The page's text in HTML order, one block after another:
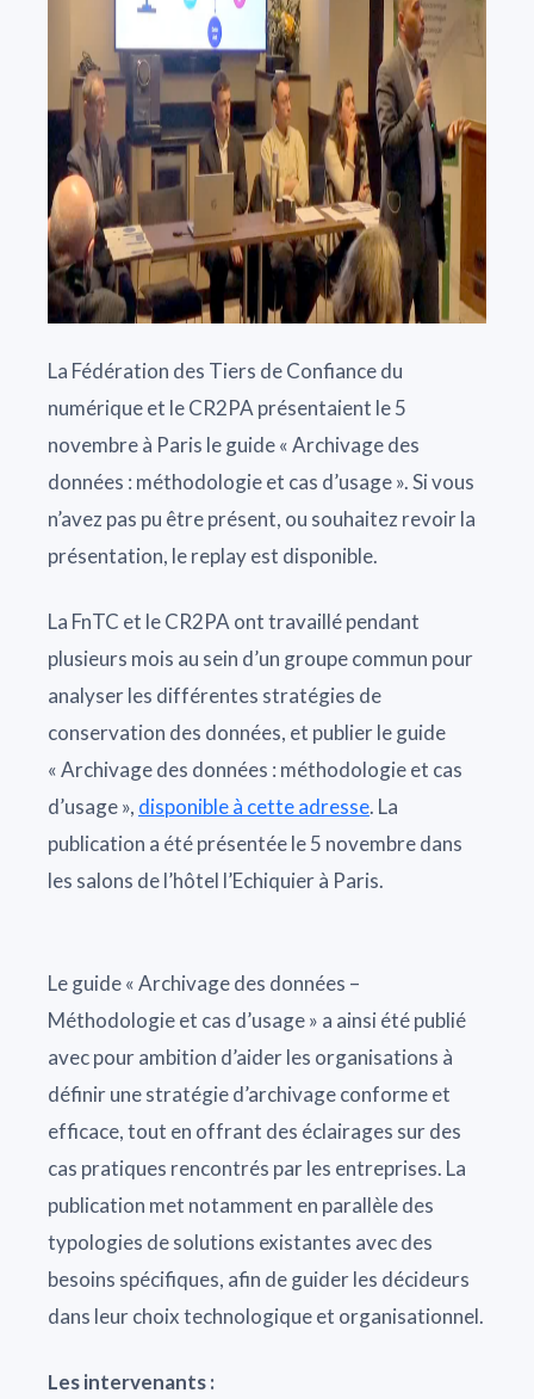
La Fédération des Tiers de Confiance du
numérique et le CR2PA présentaient le 5
novembre à Paris le guide « Archivage des
données : méthodologie et cas d’usage ». Si vous
n’avez pas pu être présent, ou souhaitez revoir la
présentation, le replay est disponible.
La FnTC et le CR2PA ont travaillé pendant
plusieurs mois au sein d’un groupe commun pour
analyser les différentes stratégies de
conservation des données, et publier le guide
« Archivage des données : méthodologie et cas
d’usage », disponible à cette adresse. La
publication a été présentée le 5 novembre dans
les salons de l’hôtel l’Echiquier à Paris.
Le guide « Archivage des données –
Méthodologie et cas d’usage » a ainsi été publié
avec pour ambition d’aider les organisations à
définir une stratégie d’archivage conforme et
efficace, tout en offrant des éclairages sur des
cas pratiques rencontrés par les entreprises. La
publication met notamment en parallèle des
typologies de solutions existantes avec des
besoins spécifiques, afin de guider les décideurs
dans leur choix technologique et organisationnel.
Les intervenants :